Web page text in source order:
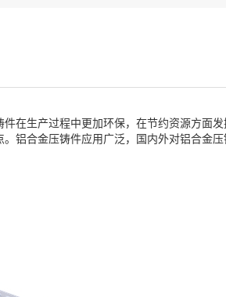
在生产过程中更加环保，在节约资源方面
铝合金压铸件应用广泛，国内外对铝合金压